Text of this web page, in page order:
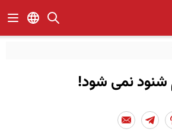
شنود نمی شود!